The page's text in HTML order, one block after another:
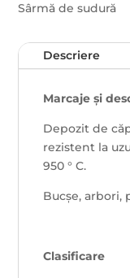
Sârmă de sudură
Descriere
Marcaje și
Depozit de
rezistent la
950 ° C.
Bucșe, arbori,
Clasificare